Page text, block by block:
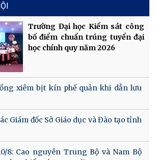
Trường Đại học Kiểm sát công
bố điểm chuẩn trúng tuyển đại
học chính quy năm 2026
xiêm bịt kín phế quản khi dẫn lưu
Giám đốc Sở Giáo dục và Đào tạo tỉnh
8: Cao nguyên Trung Bộ và Nam Bộ